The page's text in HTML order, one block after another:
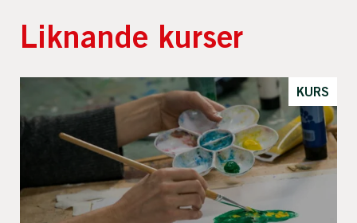
Liknande kurser
KURS